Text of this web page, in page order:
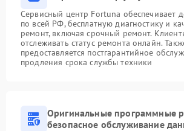
Сервисный центр Fortuna обеспечивает
по всей РФ, бесплатную диагностику и
ремонт, включая срочный ремонт.
отслеживать статус ремонта онлайн.
предоставляется постгарантийное
продления срока службы техники
Оригинальные программные
безопасное обслуживание